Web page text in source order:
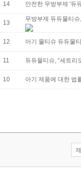
14 안전한 무방부제 '듀
13
무방부제 듀듀물티
12 아기 물티슈 듀듀물
11 듀듀물티슈, “세트리
10 아기 제품에 대한 법